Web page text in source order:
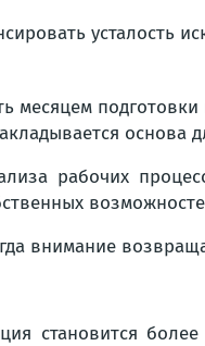
усталость
месяцем
основа
рабочих
становится